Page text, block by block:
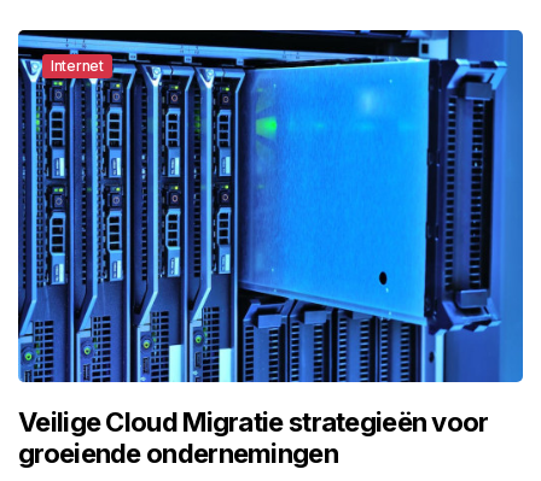
Internet
Veilige Cloud Migratie strategieën voor
groeiende ondernemingen